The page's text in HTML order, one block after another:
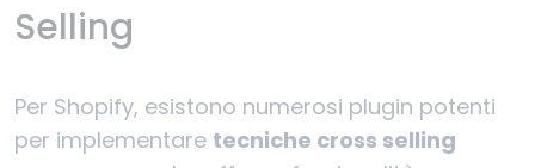
Selling
Per Shopify, esistono numerosi plugin potenti
per implementare tecniche cross selling